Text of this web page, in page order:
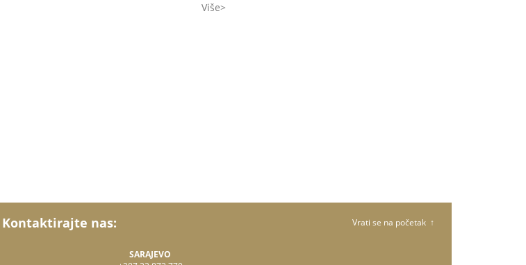
Više
Kontaktirajte nas:
SARAJEVO
Vrati se na početak ↑